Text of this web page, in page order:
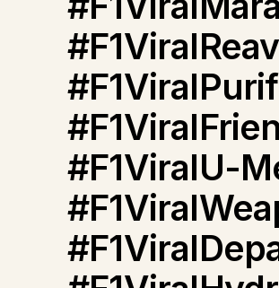
#F1ViralU-